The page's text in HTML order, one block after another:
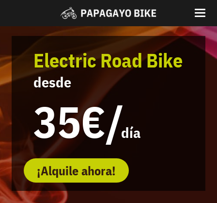
Electric Road Bike
desde
35€/
día
¡Alquile ahora!